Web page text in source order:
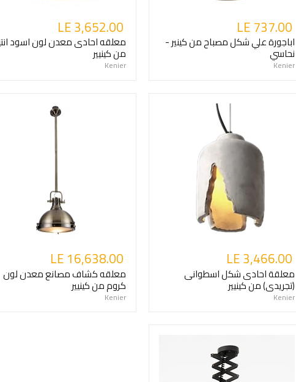
LE 737.00
اباجورة علي شكل مصباح من كينير -
نحاسي
Kenier
LE 3,652.00
معلقه احادى معدن لون اسود
من كينيير
Kenier
LE 3,466.00
معلقة احادى شكل اسطوانى
(تجريدى) من كينيير
Kenier
LE 16,638.00
معلقه كشاف مصانع معدن لون
كروم من كينيير
Kenier